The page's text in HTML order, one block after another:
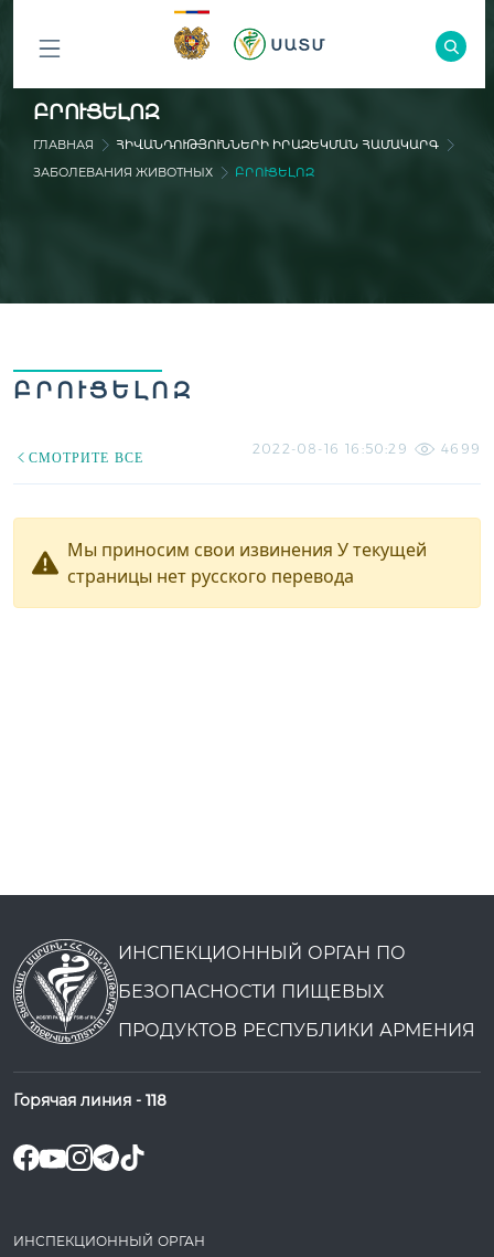
ԲՈԼՈՐ
ԲԱԺԻՆՆԵՐԸ
ԲՐՈՒՑԵԼՈԶ
ГЛАВНАЯ
ՀԻՎԱՆԴՈՒԹՅՈՒՆՆԵՐԻ ԻՐԱԶԵԿՄԱՆ ՀԱՄԱԿԱՐԳ
ЗАБОЛЕВАНИЯ ЖИВОТНЫХ
ԲՐՈՒՑԵԼՈԶ
ԲՐՈՒՑԵԼՈԶ
СМОТРИТЕ ВСЕ
2022-08-16 16:50:29 4699
Мы приносим свои извинения У текущей
страницы нет русского перевода
ИНСПЕКЦИОННЫЙ ОРГАН ПО
БЕЗОПАСНОСТИ ПИЩЕВЫХ
ПРОДУКТОВ РЕСПУБЛИКИ АРМЕНИЯ
Горячая линия - 118
ИНСПЕКЦИОННЫЙ ОРГАН